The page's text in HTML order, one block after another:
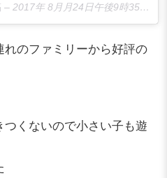
– 2017年 8月月24日午後9時35分PDT
のファミリーから好評の
つくないので小さい子も遊